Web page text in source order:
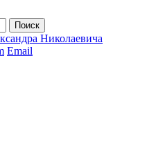
Николаевича
Email